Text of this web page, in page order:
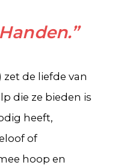
zet de liefde van
die ze bieden is
heeft,
of
hoop en